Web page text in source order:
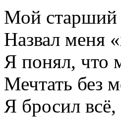
Мой старший
Назвал меня
Я понял, что
Мечтать без
Я бросил всё,